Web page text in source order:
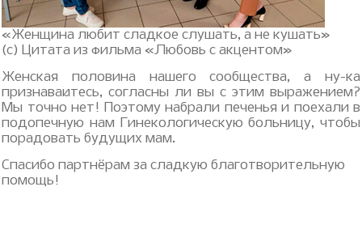
«Женщина любит сладкое слушать, а не кушать»
(с) Цитата из фильма «Любовь с акцентом»
Женская половина нашего сообщества, а ну-ка
признавайтесь, согласны ли вы с этим выражением?
Мы точно нет! Поэтому набрали печенья и поехали в
подопечную нам Гинекологическую больницу, чтобы
порадовать будущих мам.
Спасибо партнёрам за сладкую благотворительную
помощь!